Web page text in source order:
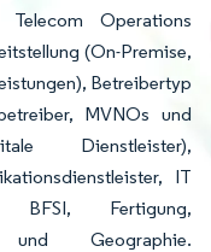
Operations
(On-Premise,
Betreibertyp
MVNOs und
Dienstleister),
IT
BFSI, Fertigung,
und Geographie.